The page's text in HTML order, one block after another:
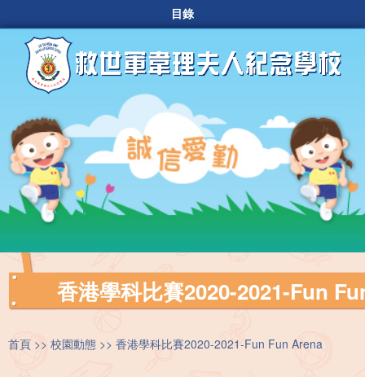
目錄
香港學科比賽2020-2021-Fun
首頁 校園動態 香港學科比賽2020-2021-Fun Fun Arena